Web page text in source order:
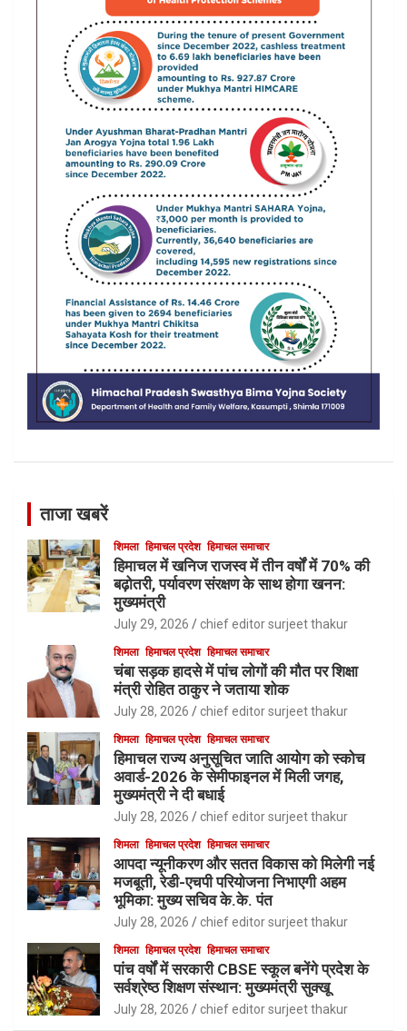
ताजा खबरें
शिमला हिमाचल प्रदेश हिमाचल समाचार
हिमाचल में खनिज राजस्व में तीन वर्षों में 70% की
बढ़ोतरी, पर्यावरण संरक्षण के साथ होगा खनन:
मुख्यमंत्री
July 29, 2026 chief editor surjeet thakur
शिमला हिमाचल प्रदेश हिमाचल समाचार
चंबा सड़क हादसे में पांच लोगों की मौत पर शिक्षा
मंत्री रोहित ठाकुर ने जताया शोक
July 28, 2026 chief editor surjeet thakur
शिमला हिमाचल प्रदेश हिमाचल समाचार
हिमाचल राज्य अनुसूचित जाति आयोग को स्कोच
अवार्ड-2026 के सेमीफाइनल में मिली जगह,
मुख्यमंत्री ने दी बधाई
July 28, 2026 chief editor surjeet thakur
शिमला हिमाचल प्रदेश हिमाचल समाचार
आपदा न्यूनीकरण और सतत विकास को मिलेगी नई
मजबूती, रेडी-एचपी परियोजना निभाएगी अहम
भूमिका: मुख्य सचिव के.के. पंत
July 28, 2026 chief editor surjeet thakur
शिमला हिमाचल प्रदेश हिमाचल समाचार
पांच वर्षों में सरकारी CBSE स्कूल बनेंगे प्रदेश के
सर्वश्रेष्ठ शिक्षण संस्थान: मुख्यमंत्री सुक्खू
July 28, 2026 chief editor surjeet thakur